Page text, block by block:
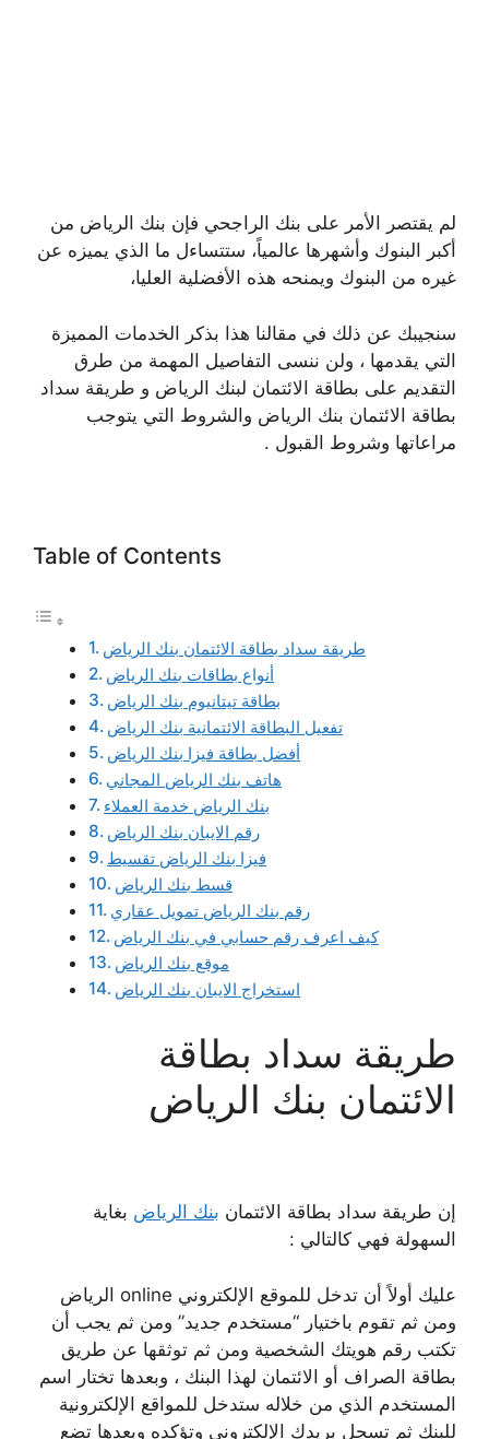
لم يقتصر الأمر على بنك الراجحي فإن بنك الرياض من
أكبر البنوك وأشهرها عالمياً، ستتساءل ما الذي يميزه عن
غيره من البنوك ويمنحه هذه الأفضلية العليا،
سنجيبك عن ذلك في مقالنا هذا بذكر الخدمات المميزة
التي يقدمها ، ولن ننسى التفاصيل المهمة من طرق
التقديم على بطاقة الائتمان لبنك الرياض و طريقة سداد
بطاقة الائتمان بنك الرياض والشروط التي يتوجب
مراعاتها وشروط القبول .
Table of Contents
طريقة سداد بطاقة الائتمان بنك الرياض
أنواع بطاقات بنك الرياض
بطاقة تيتانيوم بنك الرياض
تفعيل البطاقة الائتمانية بنك الرياض
أفضل بطاقة فيزا بنك الرياض
هاتف بنك الرياض المجاني
بنك الرياض خدمة العملاء
رقم الايبان بنك الرياض
فيزا بنك الرياض تقسيط
قسط بنك الرياض
رقم بنك الرياض تمويل عقاري
كيف اعرف رقم حسابي في بنك الرياض
موقع بنك الرياض
استخراج الايبان بنك الرياض
طريقة سداد بطاقة
الائتمان بنك الرياض
إن طريقة سداد بطاقة الائتمان بنك الرياض بغاية
السهولة فهي كالتالي :
عليك أولاً أن تدخل للموقع الإلكتروني online الرياض
ومن ثم تقوم باختيار “مستخدم جديد” ومن ثم يجب أن
تكتب رقم هويتك الشخصية ومن ثم توثقها عن طريق
بطاقة الصراف أو الائتمان لهذا البنك ، وبعدها تختار اسم
المستخدم الذي من خلاله ستدخل للمواقع الإلكترونية
للبنك ثم تسجل بريدك الإلكتروني وتؤكده وبعدها تضع